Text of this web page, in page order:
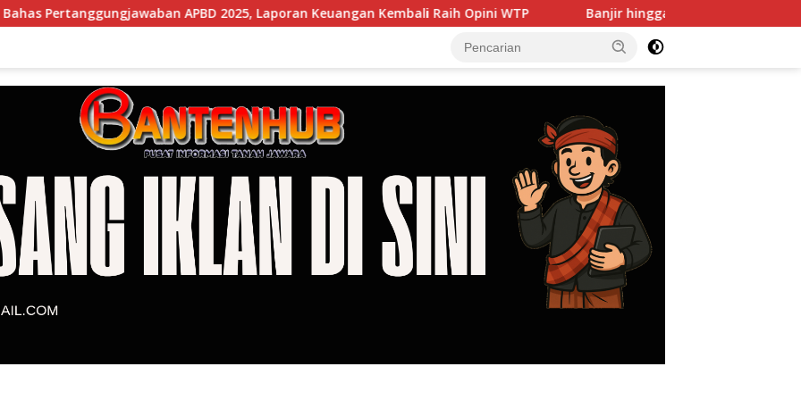
APBD 2025, Laporan Keuangan Kembali Raih Opini WTP Banjir hingga PJU Harus Jadi Prioritas, DPRD Dorong